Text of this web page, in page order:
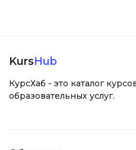
KursHub
КурсХаб - это каталог
образовательных услуг.